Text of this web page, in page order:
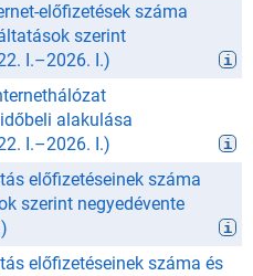
előfizetések száma
szerint
I.–2026. I.)
alakulása
I.–2026. I.)
előfizetéseinek száma
szerint negyedévente
)
előfizetéseinek száma és